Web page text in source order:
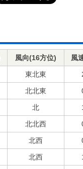
風向(16方位) 風
東北東
北北東
北
北北西
北西
北西